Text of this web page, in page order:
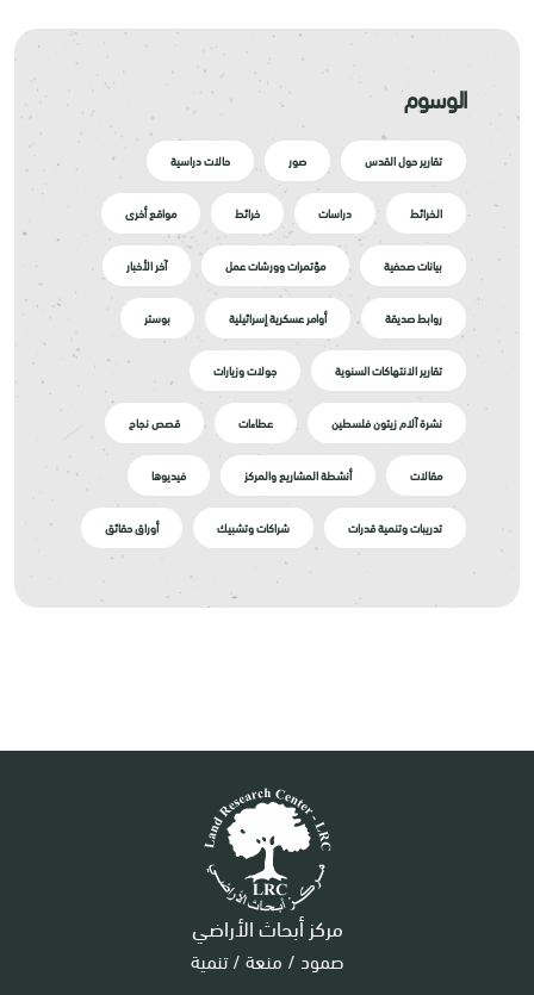
الوسوم
تقارير حول القدس صور حالات دراسية
الخرائط دراسات خرائط مواقع أخرى
بيانات صحفية مؤتمرات وورشات عمل آخر الأخبار
روابط صديقة أوامر عسكرية إسرائيلية بوستر
تقارير الانتهاكات السنوية جولات وزيارات
نشرة آلام زيتون فلسطين عطاءات قصص نجاح
مقالات أنشطة المشاريع والمركز فيديوها
تدريبات وتنمية قدرات شراكات وتشبيك أوراق حقائق
مركز أبحاث الأراضي
صمود / منعة / تنمية